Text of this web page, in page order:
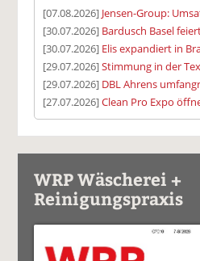
[07.08.2026] Jensen-Group:
[30.07.2026] Bardusch Basel
[30.07.2026] Elis expandiert in
[29.07.2026]Stimmung in der
[29.07.2026] DBL Ahrens
[27.07.2026]Clean Pro Expo
WRP Wäscherei +
Reinigungspraxis